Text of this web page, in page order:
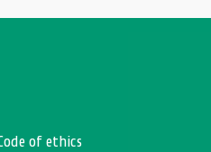
of ethics